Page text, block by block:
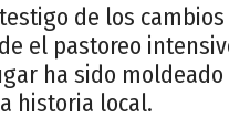
de los
el pastoreo
ha sido
historia local.